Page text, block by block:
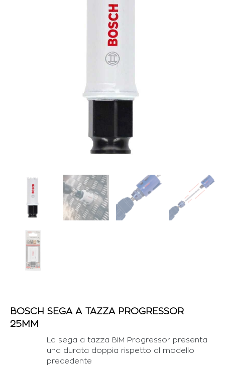
BOSCH SEGA A TAZZA PROGRESSOR
25MM
La sega a tazza BIM Progressor presenta
una durata doppia rispetto al modello
precedente